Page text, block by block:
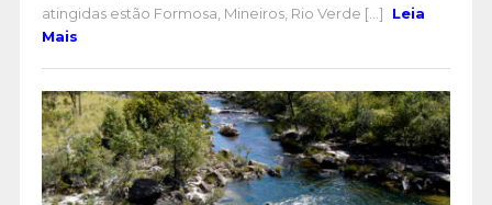
atingidas estão Formosa, Mineiros, Rio Verde [...]
Leia
Mais